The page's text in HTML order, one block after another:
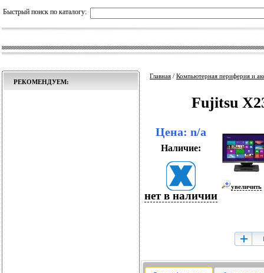
Быстрый поиск по каталогу:
РЕКОМЕНДУЕМ:
Главная / Компьютерная периферия и
Fujitsu
Цена: n/a
Наличие:
нет в наличии
увеличить